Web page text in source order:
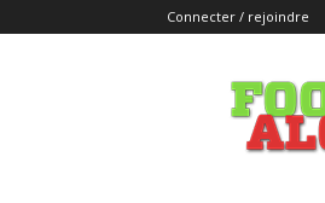
Connecter / rejoindre